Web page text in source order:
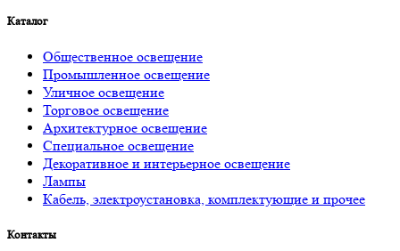
Каталог
Общественное освещение
Промышленное освещение
Уличное освещение
Торговое освещение
Архитектурное освещение
Специальное освещение
Декоративное и интерьерное освещение
Лампы
Кабель, электроустановка, комплектующие и прочее
Контакты